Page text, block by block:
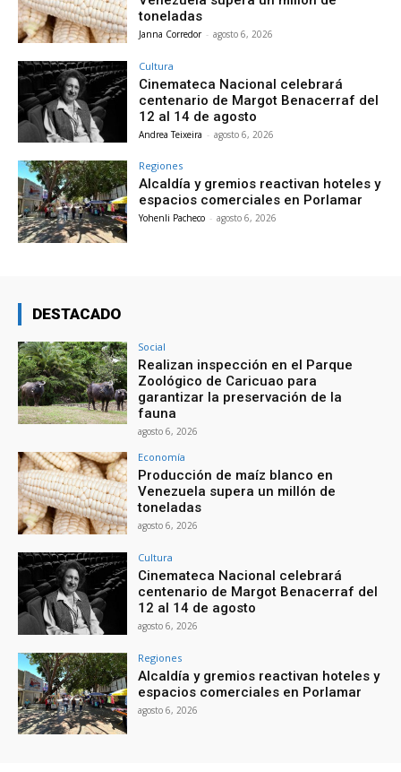
toneladas
Janna Corredor - agosto 6, 2026
Cultura
Cinemateca Nacional celebrará
centenario de Margot Benacerraf del
12 al 14 de agosto
Andrea Teixeira - agosto 6, 2026
Regiones
Alcaldía y gremios reactivan hoteles y
espacios comerciales en Porlamar
Yohenli Pacheco - agosto 6, 2026
DESTACADO
Social
Realizan inspección en el Parque
Zoológico de Caricuao para
garantizar la preservación de la
fauna
agosto 6, 2026
Economía
Producción de maíz blanco en
Venezuela supera un millón de
toneladas
agosto 6, 2026
Cultura
Cinemateca Nacional celebrará
centenario de Margot Benacerraf del
12 al 14 de agosto
agosto 6, 2026
Regiones
Alcaldía y gremios reactivan hoteles y
espacios comerciales en Porlamar
agosto 6, 2026